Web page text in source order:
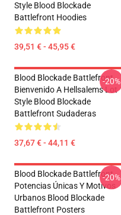
Style Blood Blockade
Battlefront Hoodies
39,51 € - 45,95 €
Blood Blockade Battlefront
Bienvenido A Hellsalems Lot
Style Blood Blockade
Battlefront Sudaderas
37,67 € - 44,11 €
-20%
Blood Blockade Battlefront
Potencias Únicas Y Motivos
Urbanos Blood Blockade
Battlefront Posters
-20%